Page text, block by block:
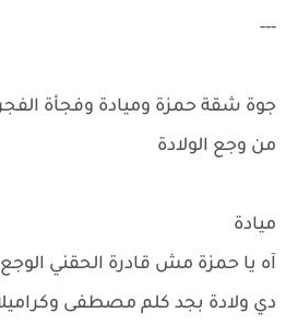
---
جوة شقة حمزة وميادة وفجأة
من وجع الولادة
ميادة
آه يا حمزة مش قادرة الحقني الوجع
دي ولادة بجد كلم مصطفى